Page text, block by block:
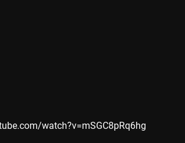
watch?v=mSGC8pRq6hg